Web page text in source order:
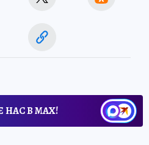
НАС В МАХ!